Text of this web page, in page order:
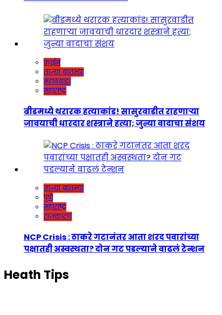
क्राईम
ताज्या बातम्या
मराठवाडा
महाराष्ट्र
बीडमध्ये थरारक हत्याकांड! सासुरवाडीत राहणाऱ्या
जावयाची धारदार शस्त्राने हत्या; जुन्या वादाचा संशय
ताज्या बातम्या
पुणे
महाराष्ट्र
राजकारण
NCP Crisis : ठाकरे गटानंतर आता शरद पवारांच्या
पक्षातही अस्वस्थता? दोन गट पडल्याने वाढलं टेन्शन
Heath Tips